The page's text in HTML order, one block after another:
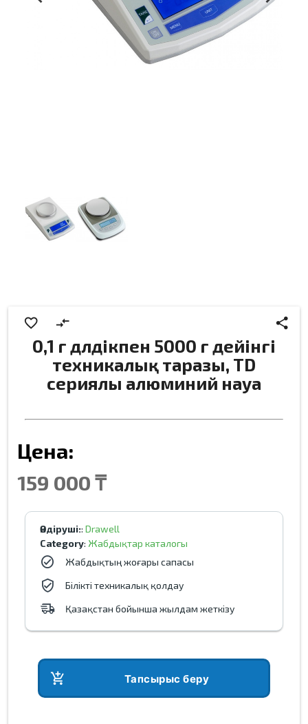
favorite_border compare_arrows share
0,1 г дәлдікпен 5000 г дейінгі
техникалық таразы, TD
сериялы алюминий науа
Цена:
159 000 ₸
Өндіруші:: Drawell
Category: Жабдықтар каталогы
Жабдықтың жоғары сапасы
Білікті техникалық қолдау
Қазақстан бойынша жылдам жеткізу
add_shopping_cart Тапсырыс беру